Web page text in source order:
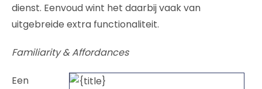
dienst. Eenvoud wint het daarbij vaak van
uitgebreide extra functionaliteit.
Familiarity & Affordances
Een